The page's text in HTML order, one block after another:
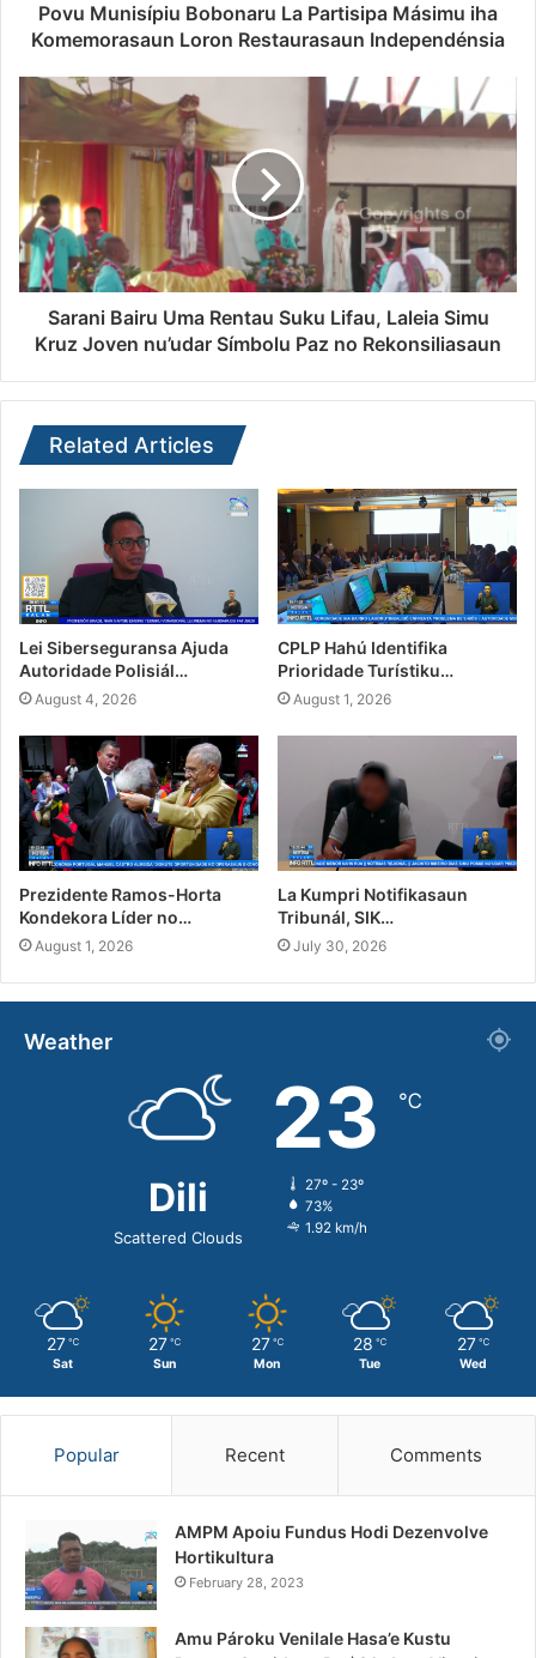
Povu Munisípiu Bobonaru La Partisipa Másimu iha
Komemorasaun Loron Restaurasaun Independénsia
Sarani Bairu Uma Rentau Suku Lifau, Laleia Simu
Kruz Joven nu’udar Símbolu Paz no Rekonsiliasaun
Related Articles
Lei Siberseguransa Ajuda
Autoridade Polisiál…
August 4, 2026
CPLP Hahú Identifika
Prioridade Turístiku…
August 1, 2026
Prezidente Ramos-Horta
Kondekora Líder no…
August 1, 2026
La Kumpri Notifikasaun
Tribunál, SIK…
July 30, 2026
Weather
Dili
Scattered Clouds
23 ℃
27º - 23º
73%
1.92 km/h
27 ℃
Sat
27 ℃
Sun
27 ℃
Mon
28 ℃
Tue
27 ℃
Wed
Popular Recent Comments
AMPM Apoiu Fundus Hodi Dezenvolve
Hortikultura
February 28, 2023
Amu Pároku Venilale Hasa’e Kustu